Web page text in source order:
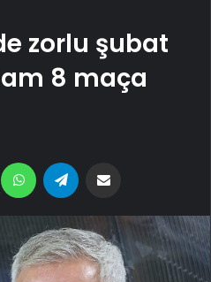
zorlu şubat
8 maça
MessengerWhatsApp